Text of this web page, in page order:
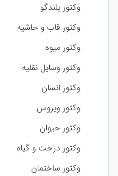
وکتور بلندگو
وکتور قاب و حاشیه
وکتور میوه
وکتور وسایل نقلیه
وکتور انسان
وکتور ویروس
وکتور حیوان
وکتور درخت و گیاه
وکتور ساختمان